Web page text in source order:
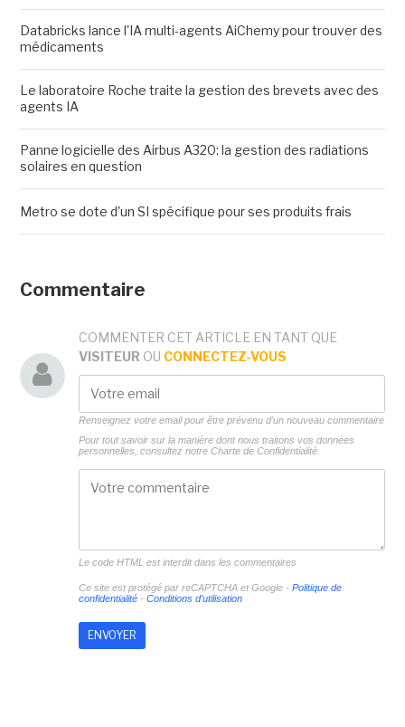
Databricks lance l'IA multi-agents AiChemy pour trouver des
médicaments
Le laboratoire Roche traite la gestion des brevets avec des
agents IA
Panne logicielle des Airbus A320: la gestion des radiations
solaires en question
Metro se dote d'un SI spécifique pour ses produits frais
Commentaire
COMMENTER CET ARTICLE EN TANT QUE
VISITEUR OU CONNECTEZ-VOUS
Renseignez votre email pour être prévenu d'un nouveau commentaire
Pour tout savoir sur la manière dont nous traitons vos données
personnelles, consultez notre Charte de Confidentialité.
Le code HTML est interdit dans les commentaires
Ce site est protégé par reCAPTCHA et Google - Politique de
confidentialité- Conditions d'utilisation